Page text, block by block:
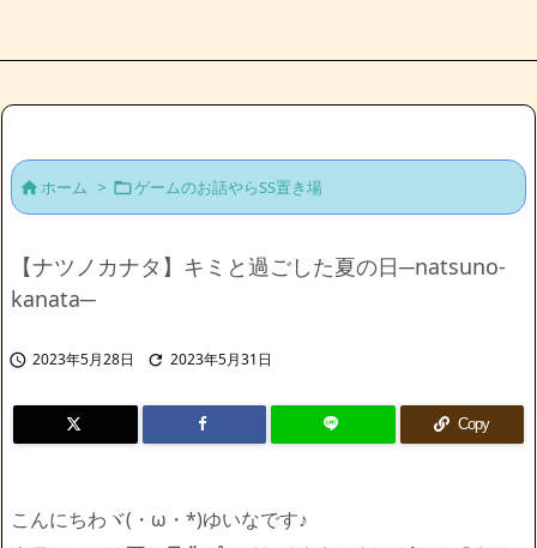
ホーム > ゲームのお話やらSS置き場
【ナツノカナタ】キミと過ごした夏の日─natsuno-
kanata─
 2023年5月28日  2023年5月31日
Copy
こんにちわヾ(・ω・*)ゆいなです♪